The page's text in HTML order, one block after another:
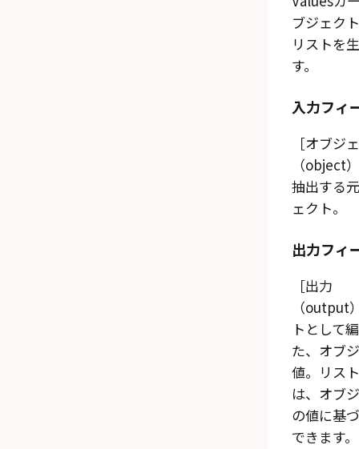
ブジェク
リストを
す。
入力フィ
オブジ
（object）
抽出する
ェクト。
出力フィ
出力
（output
トとして
た、オブ
値。リス
は、オブ
の値に基
できます。